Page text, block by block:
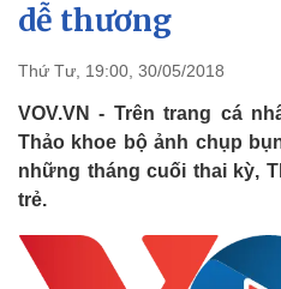
Quốc hội
Nhận diện sự thật
dễ thương
Thứ Tư, 19:00, 30/05/2018
VOV.VN - Trên trang cá
Thảo khoe bộ ảnh chụp
những tháng cuối thai kỳ,
trẻ.